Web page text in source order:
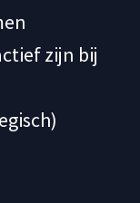
zijn bij